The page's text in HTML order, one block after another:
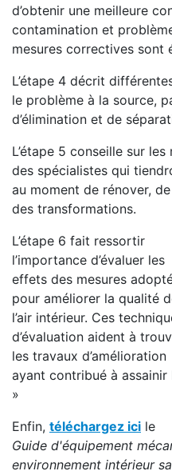
d’obtenir une meilleure
contamination et
mesures correctives sont
L’étape 4 décrit
le problème à la source,
d’élimination et de
L’étape 5 conseille sur
des spécialistes qui
au moment de rénover,
des transformations.
L’étape 6 fait ressortir
l’importance d’évaluer les
effets des mesures
pour améliorer la qualité
l’air intérieur. Ces
d’évaluation aident à
les travaux d’amélioration
ayant contribué à assainir
»
Enfin, téléchargez ici le
Guide d'équipement
environnement intérieur